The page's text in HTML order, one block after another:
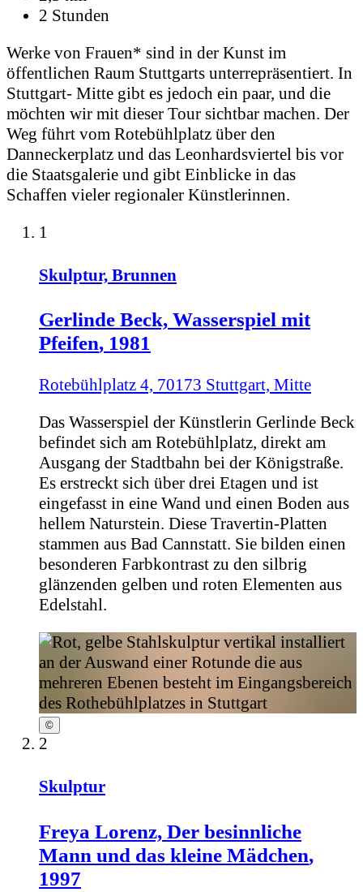
2 Stunden
Werke von Frauen* sind in der Kunst im
öffentlichen Raum Stuttgarts unterrepräsentiert. In
Stuttgart- Mitte gibt es jedoch ein paar, und die
möchten wir mit dieser Tour sichtbar machen. Der
Weg führt vom Rotebühlplatz über den
Danneckerplatz und das Leonhardsviertel bis vor
die Staatsgalerie und gibt Einblicke in das
Schaffen vieler regionaler Künstlerinnen.
1
Skulptur, Brunnen
Gerlinde Beck, Wasserspiel mit
Pfeifen, 1981
Rotebühlplatz 4, 70173 Stuttgart, Mitte
Das Wasserspiel der Künstlerin Gerlinde Beck
befindet sich am Rotebühlplatz, direkt am
Ausgang der Stadtbahn bei der Königstraße.
Es erstreckt sich über drei Etagen und ist
eingefasst in eine Wand und einen Boden aus
hellem Naturstein. Diese Travertin-Platten
stammen aus Bad Cannstatt. Sie bilden einen
besonderen Farbkontrast zu den silbrig
glänzenden gelben und roten Elementen aus
Edelstahl.
©
2
Skulptur
Freya Lorenz, Der besinnliche
Mann und das kleine Mädchen,
1997